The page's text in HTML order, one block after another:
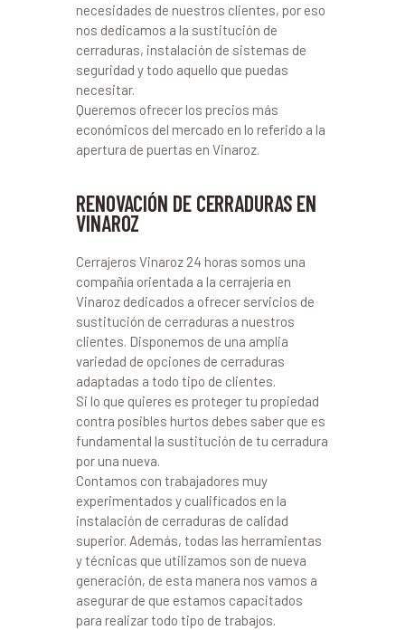
necesidades de nuestros clientes, por eso
nos dedicamos a la sustitución de
cerraduras, instalación de sistemas de
seguridad y todo aquello que puedas
necesitar.
Queremos ofrecer los precios más
económicos del mercado en lo referido a la
apertura de puertas en Vinaroz.
RENOVACIÓN DE CERRADURAS EN
VINAROZ
Cerrajeros Vinaroz 24 horas somos una
compañía orientada a la cerrajería en
Vinaroz dedicados a ofrecer servicios de
sustitución de cerraduras a nuestros
clientes. Disponemos de una amplia
variedad de opciones de cerraduras
adaptadas a todo tipo de clientes.
Si lo que quieres es proteger tu propiedad
contra posibles hurtos debes saber que es
fundamental la sustitución de tu cerradura
por una nueva.
Contamos con trabajadores muy
experimentados y cualificados en la
instalación de cerraduras de calidad
superior. Además, todas las herramientas
y técnicas que utilizamos son de nueva
generación, de esta manera nos vamos a
asegurar de que estamos capacitados
para realizar todo tipo de trabajos.